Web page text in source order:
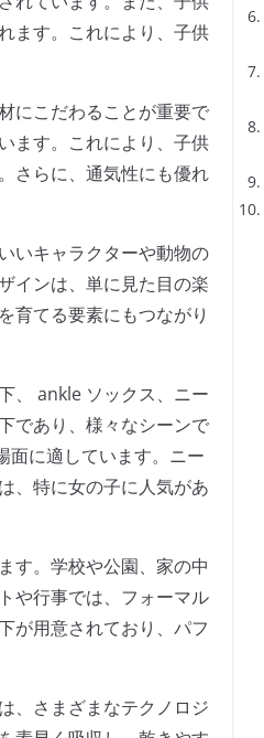
ます。これにより、子供
にこだわることが重要で
ます。これにより、子供
さらに、通気性にも優れ
いキャラクターや動物の
インは、単に見た目の楽
育てる要素にもつながり
、 ankle ソックス、ニー
であり、様々なシーンで
面に適しています。ニー
、特に女の子に人気があ
す。学校や公園、家の中
や行事では、フォーマル
が用意されており、パフ
、さまざまなテクノロジ